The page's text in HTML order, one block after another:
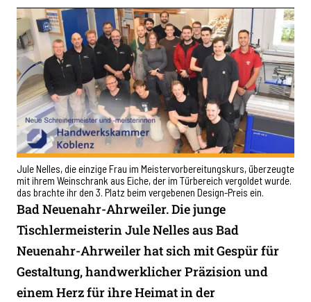
Jule Nelles, die einzige Frau im Meistervorbereitungskurs, überzeugte
mit ihrem Weinschrank aus Eiche, der im Türbereich vergoldet wurde.
das brachte ihr den 3. Platz beim vergebenen Design-Preis ein.
Bad Neuenahr-Ahrweiler. Die junge
Tischlermeisterin Jule Nelles aus Bad
Neuenahr-Ahrweiler hat sich mit Gespür für
Gestaltung, handwerklicher Präzision und
einem Herz für ihre Heimat in der